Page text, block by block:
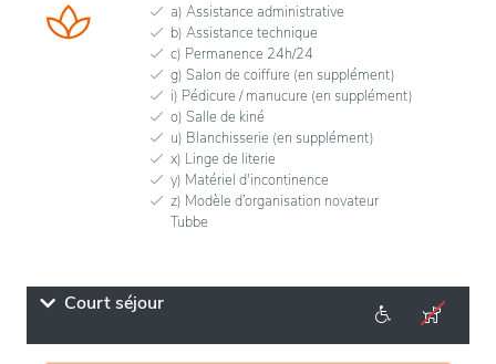
a) Assistance administrative
b) Assistance technique
c) Permanence 24h/24
g) Salon de coiffure (en supplément)
i) Pédicure / manucure (en supplément)
o) Salle de kiné
u) Blanchisserie (en supplément)
x) Linge de literie
y) Matériel d'incontinence
z) Modèle d’organisation novateur
Tubbe
Court séjour